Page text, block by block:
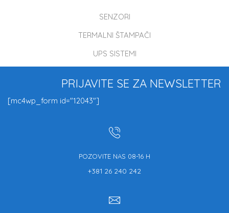
SENZORI
TERMALNI ŠTAMPAČI
UPS SISTEMI
PRIJAVITE SE ZA NEWSLETTER
[mc4wp_form id="12043"]
POZOVITE NAS 08-16 H
+381 26 240 242